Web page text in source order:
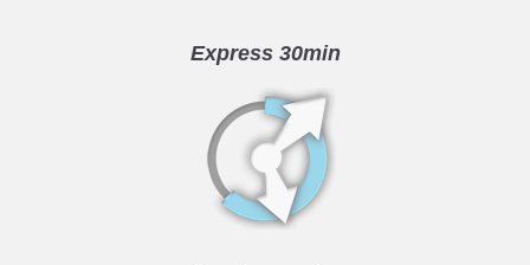
Express 30min